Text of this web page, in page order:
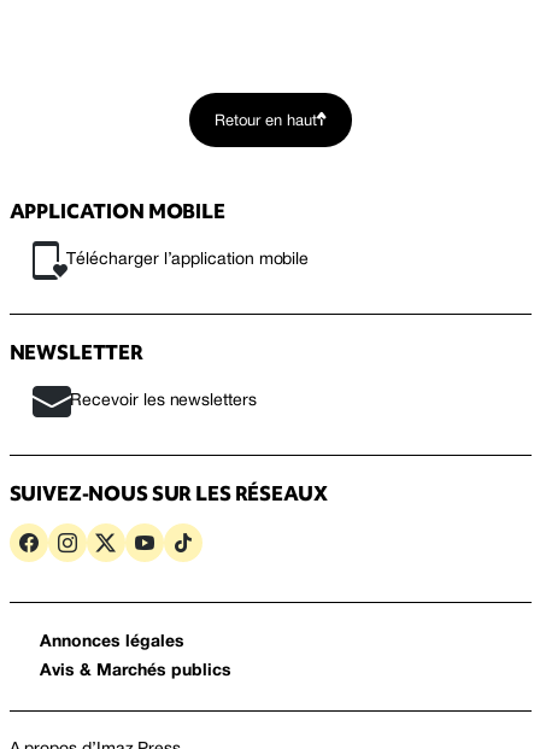
Retour en haut
APPLICATION MOBILE
Télécharger l’application mobile
NEWSLETTER
Recevoir les newsletters
SUIVEZ-NOUS SUR LES RÉSEAUX
Annonces légales
Avis & Marchés publics